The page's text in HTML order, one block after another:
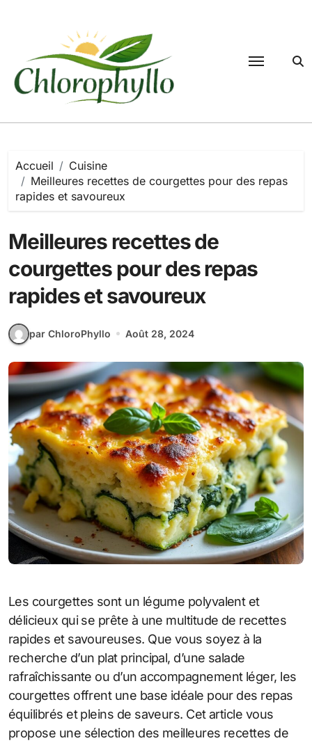
Accueil
Cuisine
Meilleures recettes de courgettes pour des repas
rapides et savoureux
Meilleures recettes de
courgettes pour des repas
rapides et savoureux
par ChloroPhyllo Août 28, 2024
Les courgettes sont un légume polyvalent et
délicieux qui se prête à une multitude de recettes
rapides et savoureuses. Que vous soyez à la
recherche d’un plat principal, d’une salade
rafraîchissante ou d’un accompagnement léger, les
courgettes offrent une base idéale pour des repas
équilibrés et pleins de saveurs. Cet article vous
propose une sélection des meilleures recettes de